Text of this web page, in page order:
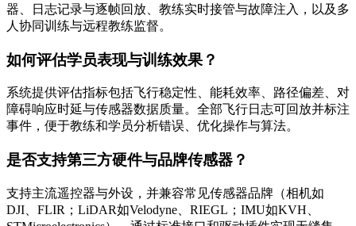
器、日志记录与逐帧回放、教练实时接管与故障注入，以及多
人协同训练与远程教练监督。
如何评估学员表现与训练效果？
系统提供评估指标包括飞行稳定性、能耗效率、路径偏差、对
障碍响应时延与传感器数据质量。全部飞行日志可回放并标注
事件，便于教练和学员分析错误、优化操作与算法。
是否支持第三方硬件与品牌传感器？
支持主流遥控器与外设，并兼容常见传感器品牌（相机如
DJI、FLIR；LiDAR如Velodyne、RIEGL；IMU如KVH、